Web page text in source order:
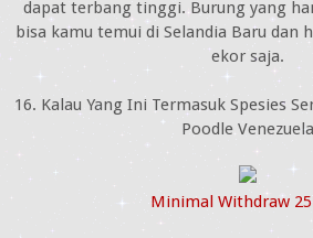
dapat terbang tinggi. Burung yang
bisa kamu temui di Selandia Baru dan
ekor saja.
16. Kalau Yang Ini Termasuk Spesies
Poodle Venezuela
Minimal Withdraw